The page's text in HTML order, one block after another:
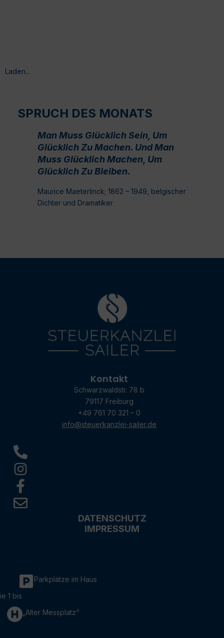
Laden...
SPRUCH DES MONATS
Man Muss Glücklich Sein, Um
Glücklich Zu Machen. Und Man
Muss Glücklich Machen, Um
Glücklich Zu Bleiben.
Maurice Maeterlinck; 1862 – 1949, belgischer
Dichter und Dramatiker
Kontakt
Schwarzwaldstr. 78 b
79117 Freiburg
+49 761 70 321 – 0
info@steuerkanzlei-sailer.de
DATENSCHUTZ
IMPRESSUM
Parkplätze im Haus
1 bis
„Alter Messplatz“